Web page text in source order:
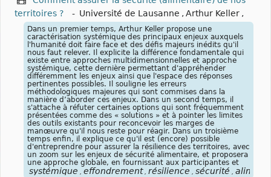
territoires ?
- Université de Lausanne , Arthur Keller ,
Dans un premier temps, Arthur Keller propose une
caractérisation systémique des principaux enjeux auxquels
l'humanité doit faire face et des défis majeurs inédits qu'il
nous faut relever. Il explicite la différence fondamentale qui
existe entre approches multidimensionnelles et approche
systémique, cette dernière permettant d'appréhender
différemment les enjeux ainsi que l'espace des réponses
pertinentes possibles. Il souligne les erreurs
méthodologiques majeures qui sont commises dans la
manière d’aborder ces enjeux. Dans un second temps, il
s'attache à réfuter certaines options qui sont fréquemment
présentées comme des « solutions » et à pointer les limites
des outils existants pour reconcevoir les marges de
manœuvre qu'il nous reste pour réagir. Dans un troisième
temps enfin, il explique ce qu'il est (encore) possible
d'entreprendre pour assurer la résilience des territoires, avec
un zoom sur les enjeux de sécurité alimentaire, et proposera
une approche globale, en fournissant aux participantes et
systémique effondrement résilience sécurité